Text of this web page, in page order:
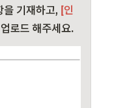
을 기재하고, [인
로드 해주세요.